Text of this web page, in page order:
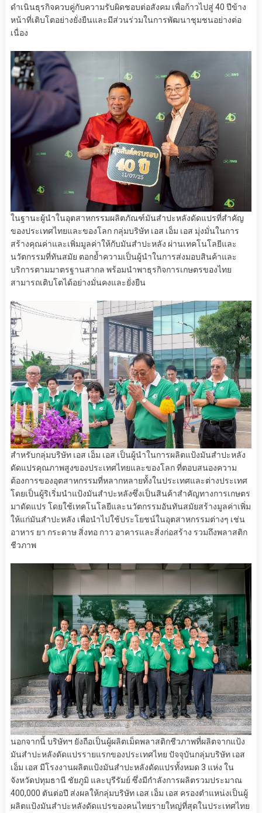
ดำเนินธุรกิจควบคู่กับความรับผิดชอบต่อสังคม เพื่อก้าวไปสู่ 40 ปีข้าง
หน้าที่เติบโตอย่างยั่งยืนและมีส่วนร่วมในการพัฒนาชุมชนอย่างต่อ
เนื่อง
ในฐานะผู้นำในอุตสาหกรรมผลิตภัณฑ์มันสำปะหลังดัดแปรที่สำคัญ
ของประเทศไทยและของโลก กลุ่มบริษัท เอส เอ็ม เอส มุ่งมั่นในการ
สร้างคุณค่าและเพิ่มมูลค่าให้กับมันสำปะหลัง ผ่านเทคโนโลยีและ
นวัตกรรมที่ทันสมัย ตอกย้ำความเป็นผู้นำในการส่งมอบสินค้าและ
บริการตามมาตรฐานสากล พร้อมนำพาธุรกิจการเกษตรของไทย
สามารถเติบโตได้อย่างมั่นคงและยั่งยืน
สำหรับกลุ่มบริษัท เอส เอ็ม เอส เป็นผู้นำในการผลิตแป้งมันสำปะหลัง
ดัดแปรคุณภาพสูงของประเทศไทยและของโลก ที่ตอบสนองความ
ต้องการของอุตสาหกรรมที่หลากหลายทั้งในประเทศและต่างประเทศ
โดยเป็นผู้ริเริ่มนำแป้งมันสำปะหลังซึ่งเป็นสินค้าสำคัญทางการเกษตร
มาดัดแปร โดยใช้เทคโนโลยีและนวัตกรรมอันทันสมัยสร้างมูลค่าเพิ่ม
ให้แก่มันสำปะหลัง เพื่อนำไปใช้ประโยชน์ในอุตสาหกรรมต่างๆ เช่น
อาหาร ยา กระดาษ สิ่งทอ กาว อาคารและสิ่งก่อสร้าง รวมถึงพลาสติก
ชีวภาพ
นอกจากนี้ บริษัทฯ ยังถือเป็นผู้ผลิตเม็ดพลาสติกชีวภาพที่ผลิตจากแป้ง
มันสําปะหลังดัดแปรรายแรกของประเทศไทย ปัจจุบันกลุ่มบริษัท เอส
เอ็ม เอส มีโรงงานผลิตแป้งมันสำปะหลังดัดแปรทั้งหมด 3 แห่ง ใน
จังหวัดปทุมธานี ชัยภูมิ และบุรีรัมย์ ซึ่งมีกำลังการผลิตรวมประมาณ
400,000 ตันต่อปี ส่งผลให้กลุ่มบริษัท เอส เอ็ม เอส ครองตำแหน่งเป็นผู้
ผลิตแป้งมันสำปะหลังดัดแปรของคนไทยรายใหญ่ที่สุดในประเทศไทย